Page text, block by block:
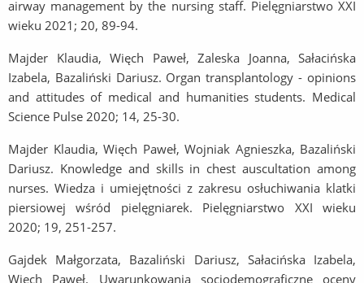
airway management by the nursing staff. Pielęgniarstwo XXI
wieku 2021; 20, 89-94.
Majder Klaudia, Więch Paweł, Zaleska Joanna, Sałacińska
Izabela, Bazaliński Dariusz. Organ transplantology - opinions
and attitudes of medical and humanities students. Medical
Science Pulse 2020; 14, 25-30.
Majder Klaudia, Więch Paweł, Wojniak Agnieszka, Bazaliński
Dariusz. Knowledge and skills in chest auscultation among
nurses. Wiedza i umiejętności z zakresu osłuchiwania klatki
piersiowej wśród pielęgniarek. Pielęgniarstwo XXI wieku
2020; 19, 251-257.
Gajdek Małgorzata, Bazaliński Dariusz, Sałacińska Izabela,
Więch Paweł. Uwarunkowania socjodemograficzne oceny